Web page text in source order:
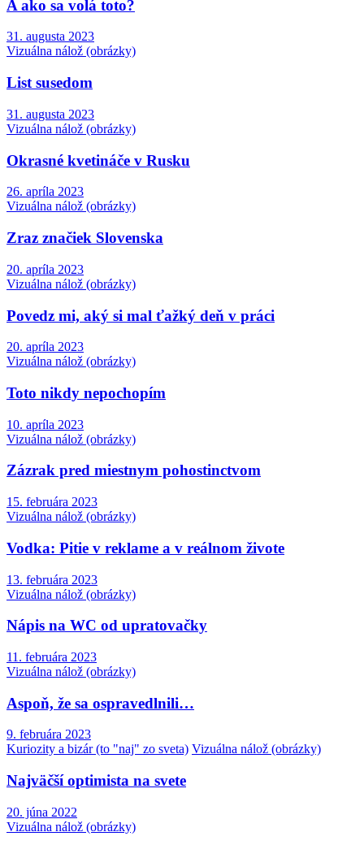
A ako sa volá toto?
31. augusta 2023
Vizuálna nálož (obrázky)
List susedom
31. augusta 2023
Vizuálna nálož (obrázky)
Okrasné kvetináče v Rusku
26. apríla 2023
Vizuálna nálož (obrázky)
Zraz značiek Slovenska
20. apríla 2023
Vizuálna nálož (obrázky)
Povedz mi, aký si mal ťažký deň v práci
20. apríla 2023
Vizuálna nálož (obrázky)
Toto nikdy nepochopím
10. apríla 2023
Vizuálna nálož (obrázky)
Zázrak pred miestnym pohostinctvom
15. februára 2023
Vizuálna nálož (obrázky)
Vodka: Pitie v reklame a v reálnom živote
13. februára 2023
Vizuálna nálož (obrázky)
Nápis na WC od upratovačky
11. februára 2023
Vizuálna nálož (obrázky)
Aspoň, že sa ospravedlnili…
9. februára 2023
Kuriozity a bizár (to "naj" zo sveta) Vizuálna nálož (obrázky)
Najväčší optimista na svete
20. júna 2022
Vizuálna nálož (obrázky)